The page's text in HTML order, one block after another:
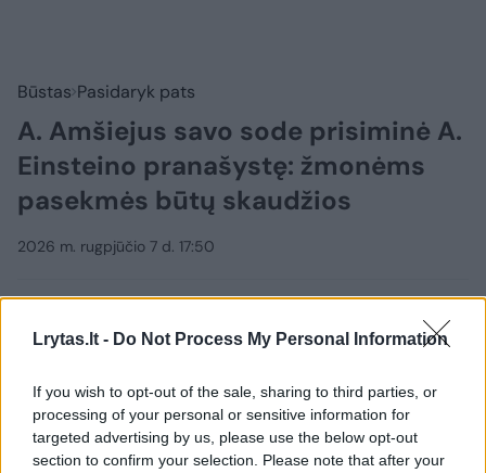
Lrytas.lt - Do Not Process My Personal Information
If you wish to opt-out of the sale, sharing to third parties, or
processing of your personal or sensitive information for
targeted advertising by us, please use the below opt-out
section to confirm your selection. Please note that after your
Būstas Pasidaryk pats
A. Amšiejus savo sode prisiminė A.
Einsteino pranašystę: žmonėms
pasekmės būtų skaudžios
2026 m. rugpjūčio 7 d. 17:50
Lrytas.lt
Visas laidos serijas galima
žiūrėtihttps://tv.lrytas.lt/laidos/sodas-ir-
darzas